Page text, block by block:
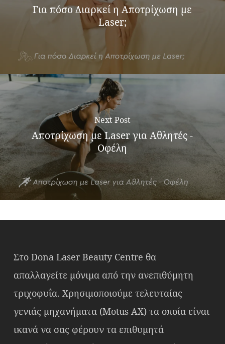
Για πόσο Διαρκεί η Αποτρίχωση με
Laser;
Next Post
Αποτρίχωση με Laser για Αθλητές -
Οφέλη